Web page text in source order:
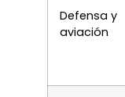
Defensa y
aviación